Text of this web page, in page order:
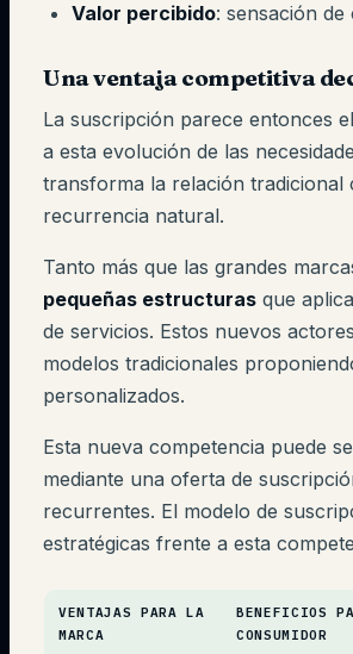
Valor percibido: sensación
Una ventaja competitiva
La suscripción parece entonces
a esta evolución de las
transforma la relación tradicional
recurrencia natural.
Tanto más que las grandes
pequeñas estructuras que
de servicios. Estos nuevos
modelos tradicionales
personalizados.
Esta nueva competencia puede
mediante una oferta de
recurrentes. El modelo de
estratégicas frente a esta
VENTAJAS PARA LA
MARCA
BENEFICIOS
CONSUMIDOR